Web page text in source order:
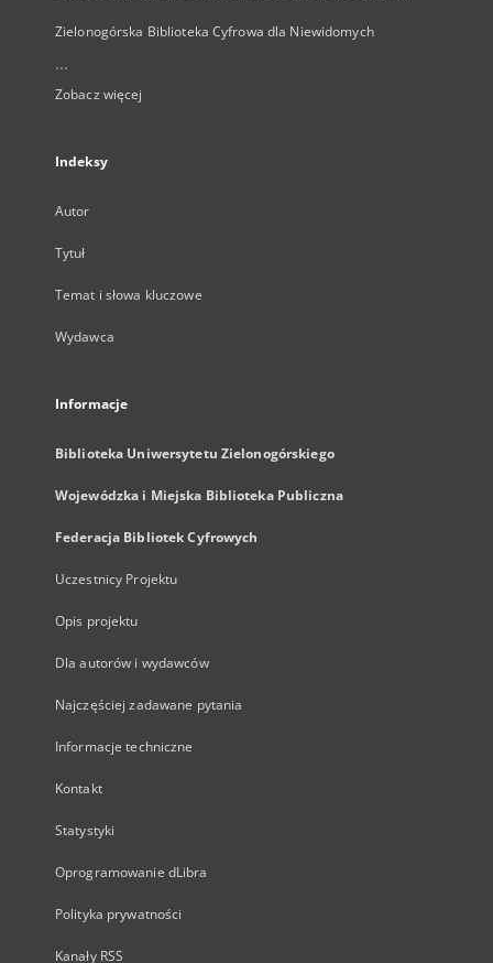
Zielonogórska Biblioteka Cyfrowa dla Niewidomych
...
Zobacz więcej
Indeksy
Autor
Tytuł
Temat i słowa kluczowe
Wydawca
Informacje
Biblioteka Uniwersytetu Zielonogórskiego
Wojewódzka i Miejska Biblioteka Publiczna
Federacja Bibliotek Cyfrowych
Uczestnicy Projektu
Opis projektu
Dla autorów i wydawców
Najczęściej zadawane pytania
Informacje techniczne
Kontakt
Statystyki
Oprogramowanie dLibra
Polityka prywatności
Kanały RSS